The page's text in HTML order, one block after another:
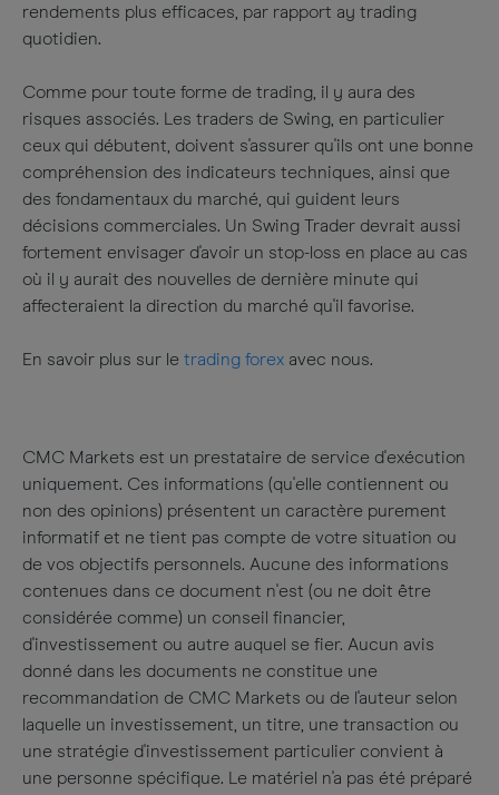
rendements plus efficaces, par rapport ay trading
quotidien.
Comme pour toute forme de trading, il y aura des
risques associés. Les traders de Swing, en particulier
ceux qui débutent, doivent s'assurer qu'ils ont une bonne
compréhension des indicateurs techniques, ainsi que
des fondamentaux du marché, qui guident leurs
décisions commerciales. Un Swing Trader devrait aussi
fortement envisager d'avoir un stop-loss en place au cas
où il y aurait des nouvelles de dernière minute qui
affecteraient la direction du marché qu'il favorise.
En savoir plus sur le trading forex avec nous.
CMC Markets est un prestataire de service d'exécution
uniquement. Ces informations (qu'elle contiennent ou
non des opinions) présentent un caractère purement
informatif et ne tient pas compte de votre situation ou
de vos objectifs personnels. Aucune des informations
contenues dans ce document n'est (ou ne doit être
considérée comme) un conseil financier,
d'investissement ou autre auquel se fier. Aucun avis
donné dans les documents ne constitue une
recommandation de CMC Markets ou de l'auteur selon
laquelle un investissement, un titre, une transaction ou
une stratégie d'investissement particulier convient à
une personne spécifique. Le matériel n'a pas été préparé